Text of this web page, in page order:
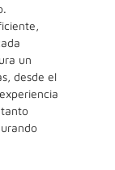
un
desde el